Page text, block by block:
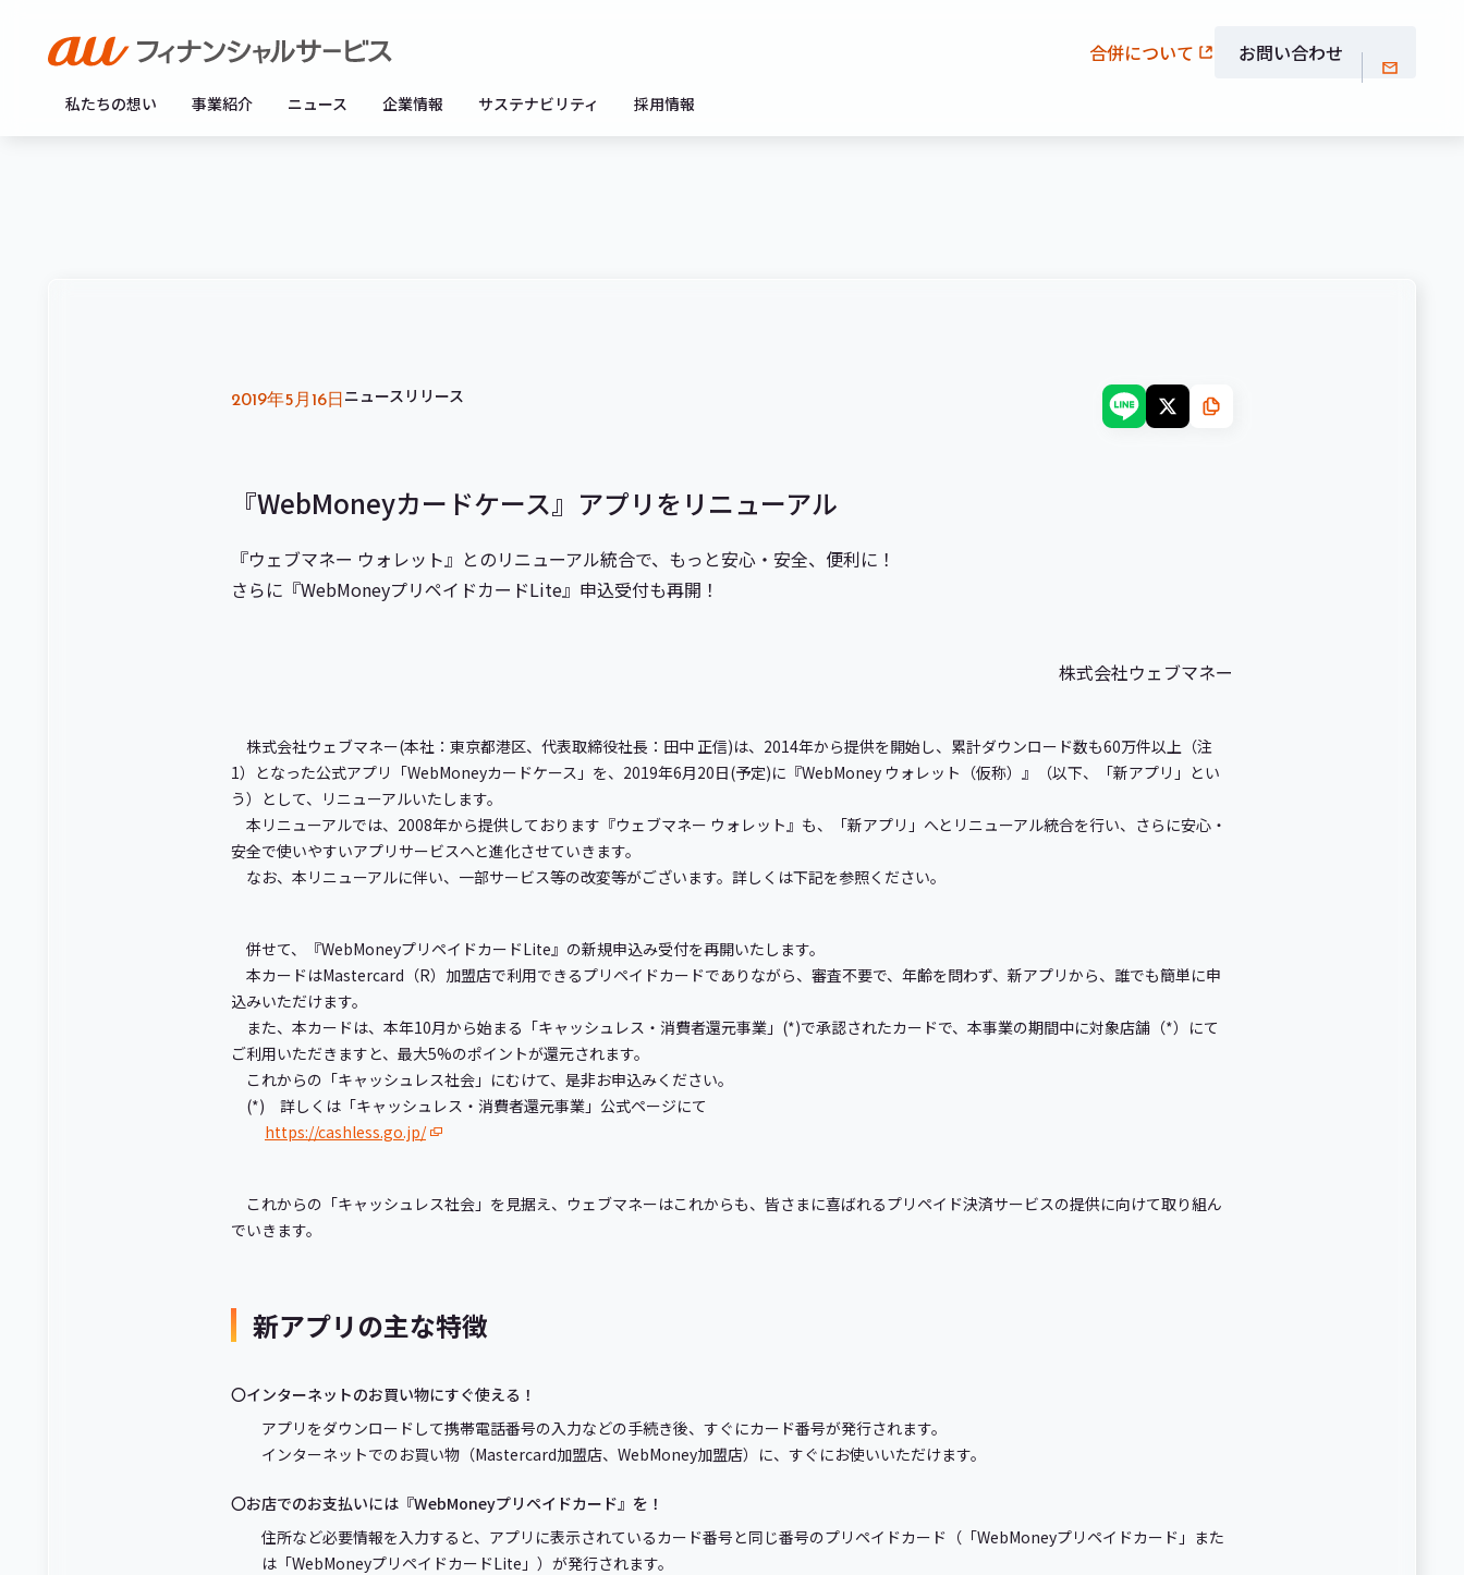
私たちの想い 事業紹介 ニュース 企業情報 サステナビリティ 採用情報
合併について お問い合わせ
2019年5月16日 ニュースリリース
『WebMoneyカードケース』アプリをリニューアル
『ウェブマネー ウォレット』とのリニューアル統合で、もっと安心・安全、便利に！
さらに『WebMoneyプリペイドカードLite』申込受付も再開！
株式会社ウェブマネー
株式会社ウェブマネー(本社：東京都港区、代表取締役社長：田中 正信)は、2014年から提供を開始し、累計ダウンロード数も60万件以上（注
1）となった公式アプリ「WebMoneyカードケース」を、2019年6月20日(予定)に『WebMoney ウォレット（仮称）』（以下、「新アプリ」とい
う）として、リニューアルいたします。
本リニューアルでは、2008年から提供しております『ウェブマネー ウォレット』も、「新アプリ」へとリニューアル統合を行い、さらに安心・
安全で使いやすいアプリサービスへと進化させていきます。
なお、本リニューアルに伴い、一部サービス等の改変等がございます。詳しくは下記を参照ください。
併せて、『WebMoneyプリペイドカードLite』の新規申込み受付を再開いたします。
本カードはMastercard（R）加盟店で利用できるプリペイドカードでありながら、審査不要で、年齢を問わず、新アプリから、誰でも簡単に申
込みいただけます。
また、本カードは、本年10月から始まる「キャッシュレス・消費者還元事業」(*)で承認されたカードで、本事業の期間中に対象店舗（*）にて
ご利用いただきますと、最大5%のポイントが還元されます。
これからの「キャッシュレス社会」にむけて、是非お申込みください。
(*) 詳しくは「キャッシュレス・消費者還元事業」公式ページにて
https://cashless.go.jp/
これからの「キャッシュレス社会」を見据え、ウェブマネーはこれからも、皆さまに喜ばれるプリペイド決済サービスの提供に向けて取り組ん
でいきます。
新アプリの主な特徴
〇インターネットのお買い物にすぐ使える！
アプリをダウンロードして携帯電話番号の入力などの手続き後、すぐにカード番号が発行されます。
インターネットでのお買い物（Mastercard加盟店、WebMoney加盟店）に、すぐにお使いいただけます。
〇お店でのお支払いには『WebMoneyプリペイドカード』を！
住所など必要情報を入力すると、アプリに表示されているカード番号と同じ番号のプリペイドカード（「WebMoneyプリペイドカード」また
は「WebMoneyプリペイドカードLite」）が発行されます。